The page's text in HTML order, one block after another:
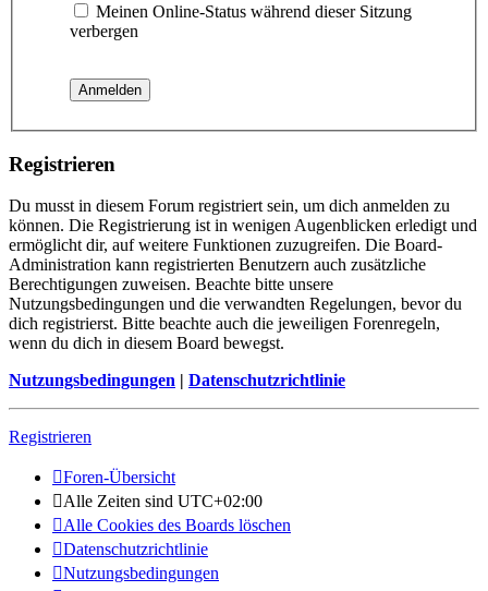
Meinen Online-Status während dieser Sitzung
verbergen
Registrieren
Du musst in diesem Forum registriert sein, um dich anmelden zu
können. Die Registrierung ist in wenigen Augenblicken erledigt und
ermöglicht dir, auf weitere Funktionen zuzugreifen. Die Board-
Administration kann registrierten Benutzern auch zusätzliche
Berechtigungen zuweisen. Beachte bitte unsere
Nutzungsbedingungen und die verwandten Regelungen, bevor du
dich registrierst. Bitte beachte auch die jeweiligen Forenregeln,
wenn du dich in diesem Board bewegst.
Nutzungsbedingungen | Datenschutzrichtlinie
Registrieren
Foren-Übersicht
Alle Zeiten sind UTC+02:00
Alle Cookies des Boards löschen
Datenschutzrichtlinie
Nutzungsbedingungen